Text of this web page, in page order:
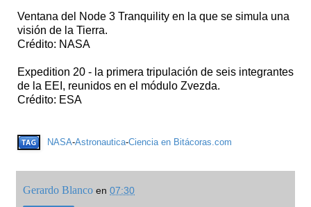
Ventana del Node 3 Tranquility en la que se simula una
visión de la Tierra.
Crédito: NASA
Expedition 20 - la primera tripulación de seis integrantes
de la EEI, reunidos en el módulo Zvezda.
Crédito: ESA
NASA-Astronautica-Ciencia en Bitácoras.com
Gerardo Blanco en 07:30